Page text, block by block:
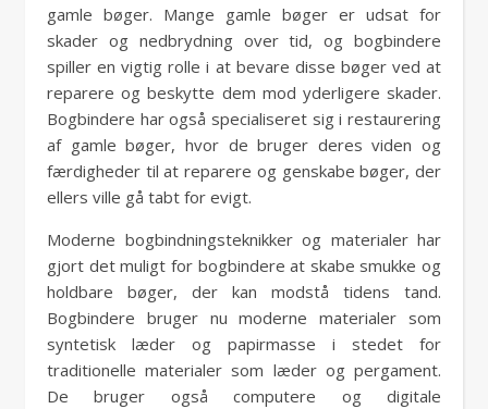
gamle bøger. Mange gamle bøger er udsat for
skader og nedbrydning over tid, og bogbindere
spiller en vigtig rolle i at bevare disse bøger ved at
reparere og beskytte dem mod yderligere skader.
Bogbindere har også specialiseret sig i restaurering
af gamle bøger, hvor de bruger deres viden og
færdigheder til at reparere og genskabe bøger, der
ellers ville gå tabt for evigt.
Moderne bogbindningsteknikker og materialer har
gjort det muligt for bogbindere at skabe smukke og
holdbare bøger, der kan modstå tidens tand.
Bogbindere bruger nu moderne materialer som
syntetisk læder og papirmasse i stedet for
traditionelle materialer som læder og pergament.
De bruger også computere og digitale